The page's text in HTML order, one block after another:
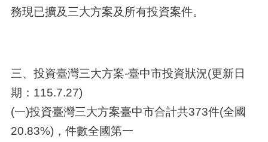
務現已擴及三大方案及所有投資案件。
三、投資臺灣三大方案-臺中市投資狀況(更新日
期：115.7.27)
(一)投資臺灣三大方案臺中市合計共373件(全國
20.83%)，件數全國第一